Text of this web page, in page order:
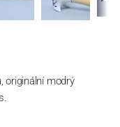
originální modrý